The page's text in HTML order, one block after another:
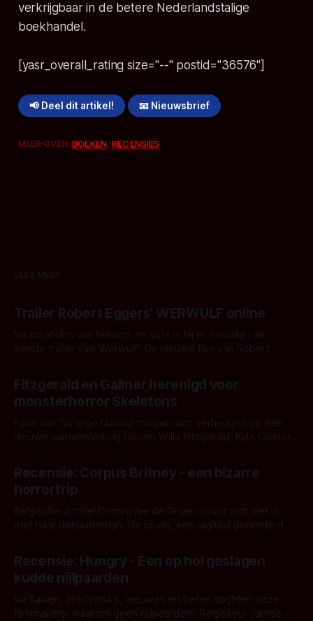
verkrijgbaar in de betere Nederlandstalige
boekhandel.
[yasr_overall_rating size="--" postid="36576"]
📢 Deel dit artikel! 📧 Nieuwsbrief
MEER OVER:BOEKEN,RECENSIES
LEES MEER
Trailer Robert Eggers' WERWULF online
Na maanden van teasers en stills is hij er eindelijk: de
eerste trailer van 'Werwulf'. De nieuwe film van Robert
kille stijl vol folklore en mythe. Het topic deze keer is (kon
het het al raden?)... de weerwolf. Kijk je mee?
Fitzgerald en Gallner herenigd voor
monsterhorror Skeletons
Fans van 'Strange Darling' mogen zich verheugen op een
nieuwe samenwerking tussen Willa Fitzgerald, Kyle Gallner
'Skeletons', een nieuwe creature feature waarvoor de
opnames zijn gestart in Australië.
Recensie: Corpus Britney - een bizarre
horrortrip
Belgische dichter Dominique de Groen houdt zich niet in
met haar debuutroman. De cover, een digitaal gerenderd en
achtergrond, belooft iets kleurrijks maar onheilspellends,
iets ongrijpbaars. En dat maakt De Groen met ieder woord
waar.
Recensie: Hungry - Een op hol geslagen
kudde nijlpaarden
Na haaien, anaconda's, leeuwen en beren dachten deze
filmmakers: waarom geen nijlpaarden? Regisseur James